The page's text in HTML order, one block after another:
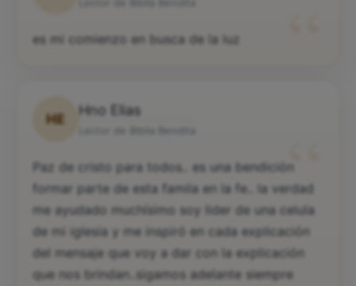
es mi comienzo en busca de la luz
HE
Hno Elias
“
Paz de cristo para todos.. es una bendición
formar parte de esta famila en la fe.. la verdad
me ayudado muchísimo soy lider de una celula
de mi iglesia y me inspiró en cada explicación
del mensaje que voy a dar con la explicación
que nos brindan..sigamos adelante siempre